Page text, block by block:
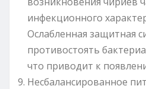
инфекционного
Ослабленная защитная
противостоять
что приводит к
Несбалансированное